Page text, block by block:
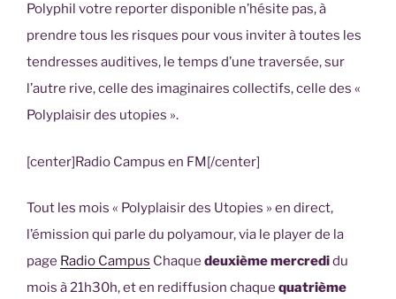
Polyphil votre reporter disponible n’hésite pas, à
prendre tous les risques pour vous inviter à toutes les
tendresses auditives, le temps d’une traversée, sur
l’autre rive, celle des imaginaires collectifs, celle des «
Polyplaisir des utopies ».
[center]Radio Campus en FM[/center]
Tout les mois « Polyplaisir des Utopies » en direct,
l’émission qui parle du polyamour, via le player de la
page Radio Campus Chaque deuxième mercredidu
mois à 21h30h, et en rediffusion chaque quatrième